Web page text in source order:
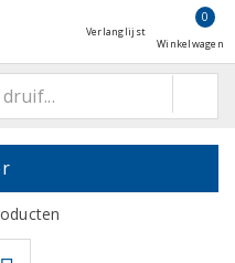
Verlanglijst
0
Winkelwagen